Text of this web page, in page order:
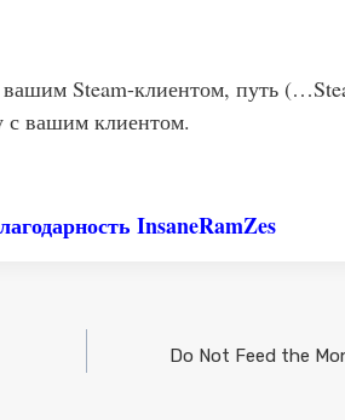
Steam-клиентом, путь
с вашим клиентом.
InsaneRamZes
Do Not Feed the